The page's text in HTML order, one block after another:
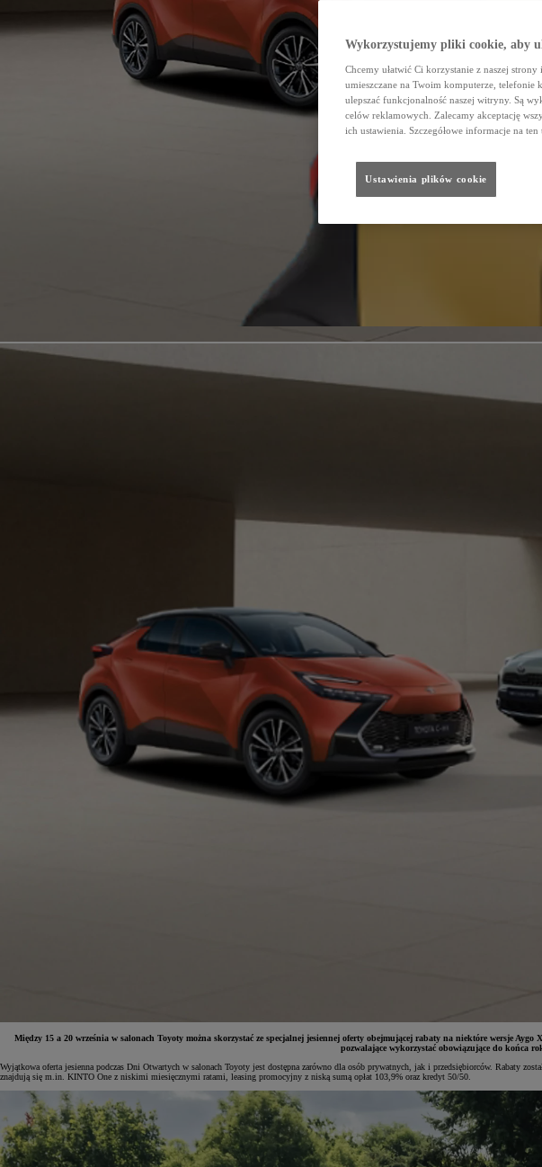
Od
81 900 zł
Yaris Cross
HYBRID
Między 15 a 20 września w salonach Toyoty można skorzystać ze specjalnej jesiennej oferty obejmującej rabaty na niektóre wersje
pozwalające wykorzystać obowiązujące do końca
Wyjątkowa oferta jesienna podczas Dni Otwartych w salonach Toyoty jest dostępna zarówno dla osób prywatnych, jak i przedsiębiorców. Rabaty
znajdują się m.in. KINTO One z niskimi miesięcznymi ratami, leasing promocyjny z niską sumą opłat 103,9% oraz kredyt 50/50.
Wykorzystujemy pliki cookie, aby
Chcemy ułatwić Ci korzystanie z naszej
umieszczane na Twoim komputerze,
ulepszać funkcjonalność naszej witryny. Są
celów reklamowych. Zalecamy akceptację
ich ustawienia. Szczegółowe informacje na ten
Ustawienia plików cookie